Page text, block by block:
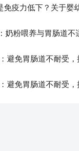
避免胃肠道不耐受，
避免胃肠道不耐受，